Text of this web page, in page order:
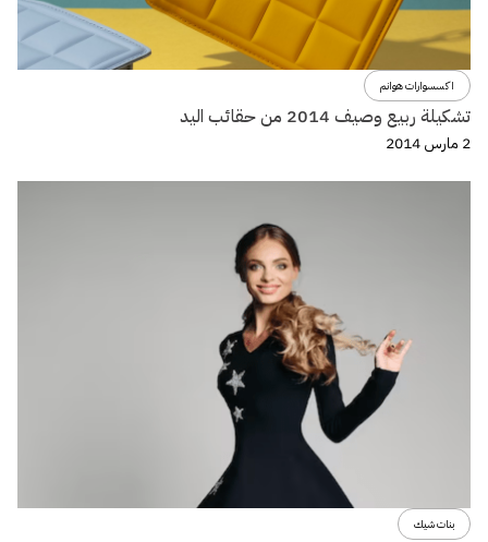
اكسسوارات هوانم
تشكيلة ربيع وصيف 2014 من حقائب اليد
2 مارس 2014
بنات شيك